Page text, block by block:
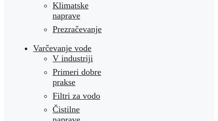
Klimatske
naprave
Prezračevanje
Varčevanje vode
V industriji
Primeri dobre
prakse
Filtri za vodo
Čistilne